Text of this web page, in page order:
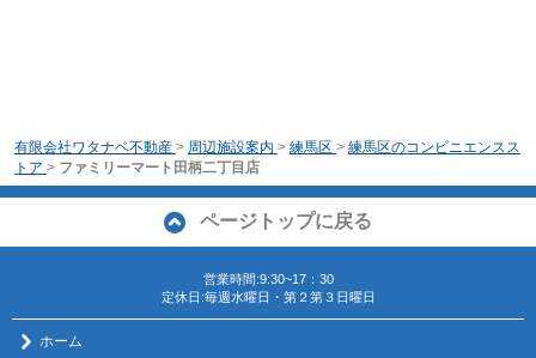
有限会社ワタナベ不動産 > 周辺施設案内 > 練馬区 > 練馬区のコンビニエンスス
トア > ファミリーマート田柄二丁目店
ページトップに戻る
営業時間:9:30~17：30
定休日:毎週水曜日・第２第３日曜日
ホーム